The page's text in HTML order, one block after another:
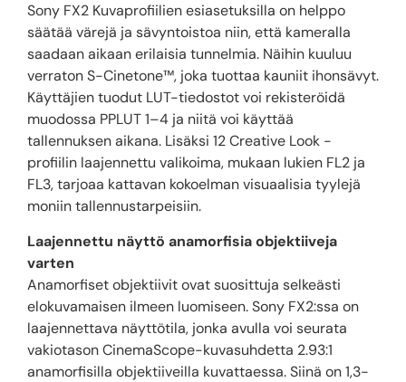
Sony FX2 Kuvaprofiilien esiasetuksilla on helppo
säätää värejä ja sävyntoistoa niin, että kameralla
saadaan aikaan erilaisia tunnelmia. Näihin kuuluu
verraton S-Cinetone™, joka tuottaa kauniit ihonsävyt.
Käyttäjien tuodut LUT-tiedostot voi rekisteröidä
muodossa PPLUT 1–4 ja niitä voi käyttää
tallennuksen aikana. Lisäksi 12 Creative Look -
profiilin laajennettu valikoima, mukaan lukien FL2 ja
FL3, tarjoaa kattavan kokoelman visuaalisia tyylejä
moniin tallennustarpeisiin.
Laajennettu näyttö anamorfisia objektiiveja
varten
Anamorfiset objektiivit ovat suosittuja selkeästi
elokuvamaisen ilmeen luomiseen. Sony FX2:ssa on
laajennettava näyttötila, jonka avulla voi seurata
vakiotason CinemaScope-kuvasuhdetta 2.93:1
anamorfisilla objektiiveilla kuvattaessa. Siinä on 1,3-